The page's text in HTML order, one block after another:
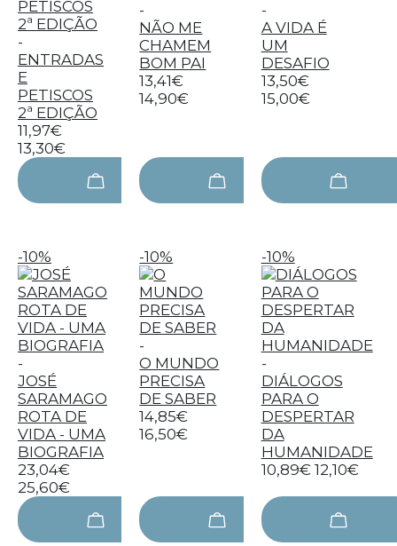
-
ENTRADAS
E
PETISCOS
2ª EDIÇÃO
11,97€
13,30€
-
NÃO ME
CHAMEM
BOM PAI
13,41€
14,90€
-
A VIDA É
UM
DESAFIO
13,50€
15,00€
-10%
-
JOSÉ
SARAMAGO
ROTA DE
VIDA - UMA
BIOGRAFIA
23,04€
25,60€
-10%
-
O MUNDO
PRECISA
DE SABER
14,85€
16,50€
-10%
-
DIÁLOGOS
PARA O
DESPERTAR
DA
HUMANIDADE
10,89€ 12,10€